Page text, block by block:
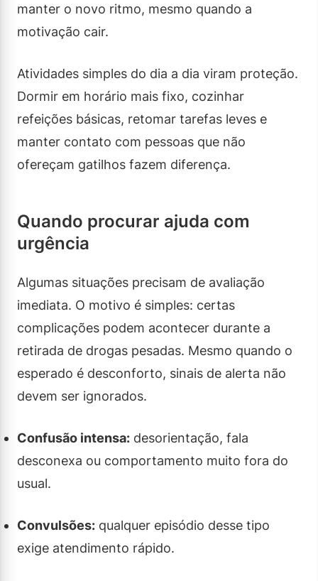
manter o novo ritmo, mesmo quando a
motivação cair.
Atividades simples do dia a dia viram proteção.
Dormir em horário mais fixo, cozinhar
refeições básicas, retomar tarefas leves e
manter contato com pessoas que não
ofereçam gatilhos fazem diferença.
Quando procurar ajuda com
urgência
Algumas situações precisam de avaliação
imediata. O motivo é simples: certas
complicações podem acontecer durante a
retirada de drogas pesadas. Mesmo quando o
esperado é desconforto, sinais de alerta não
devem ser ignorados.
Confusão intensa: desorientação, fala
desconexa ou comportamento muito fora do
usual.
Convulsões: qualquer episódio desse tipo
exige atendimento rápido.